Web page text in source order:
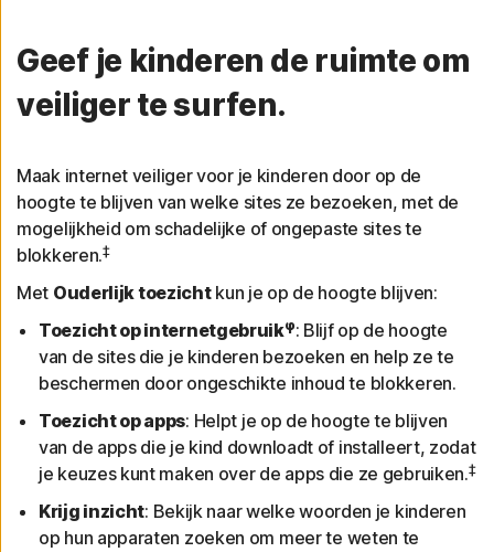
Geef je kinderen de ruimte om
veiliger te surfen.
Maak internet veiliger voor je kinderen door op de
hoogte te blijven van welke sites ze bezoeken, met de
mogelijkheid om schadelijke of ongepaste sites te
blokkeren.‡
Met Ouderlijk toezichtkun je op de hoogte blijven:
Toezicht op internetgebruikφ: Blijf op de hoogte
van de sites die je kinderen bezoeken en help ze te
beschermen door ongeschikte inhoud te blokkeren.
Toezicht op apps: Helpt je op de hoogte te blijven
van de apps die je kind downloadt of installeert, zodat
je keuzes kunt maken over de apps die ze gebruiken.‡
Krijg inzicht: Bekijk naar welke woorden je kinderen
op hun apparaten zoeken om meer te weten te